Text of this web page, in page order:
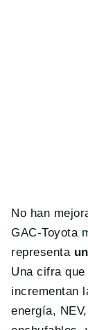
No han
GAC-Toyota
representa
Una cifra
incrementan
energía,